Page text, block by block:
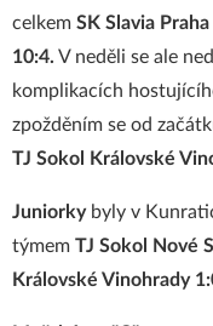
celkem SK Slavia
10:4. V neděli se ale
komplikacích
zpožděním se od
TJ Sokol Královské
Juniorkybyly v
týmem TJ Sokol Nové
Královské Vinohrady